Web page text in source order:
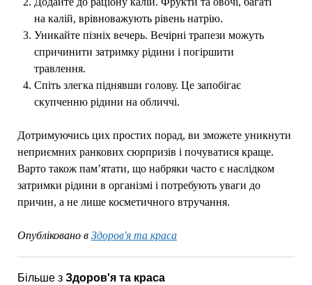
на калій, врівноважують рівень натрію.
Уникайте пізніх вечерь. Вечірні трапези можуть
спричинити затримку рідини і погіршити
травлення.
Спіть злегка піднявши голову. Це запобігає
скупченню рідини на обличчі.
Дотримуючись цих простих порад, ви зможете уникнути
неприємних ранкових сюрпризів і почуватися краще.
Варто також пам’ятати, що набряки часто є наслідком
затримки рідини в організмі і потребують уваги до
причин, а не лише косметичного втручання.
Опубліковано в Здоров'я та краса
Більше з Здоров'я та краса